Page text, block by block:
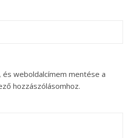
és weboldalcímem mentése a
hozzászólásomhoz.